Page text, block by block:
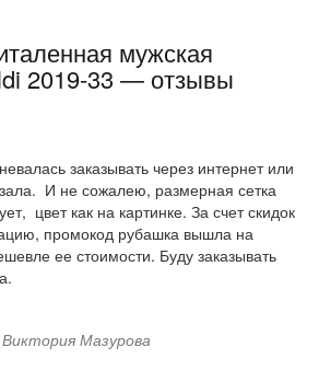
мужская
2019-33 — отзывы
заказывать через интернет или
И не сожалею, размерная сетка
цвет как на картинке. За счет скидок
промокод рубашка вышла на
ее стоимости. Буду заказывать
Виктория Мазурова